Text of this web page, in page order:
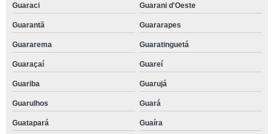
Guaraci Guarani d'Oeste
Guarantã Guararapes
Guararema Guaratinguetá
Guaraçaí Guareí
Guariba Guarujá
Guarulhos Guará
Guatapará Guaíra